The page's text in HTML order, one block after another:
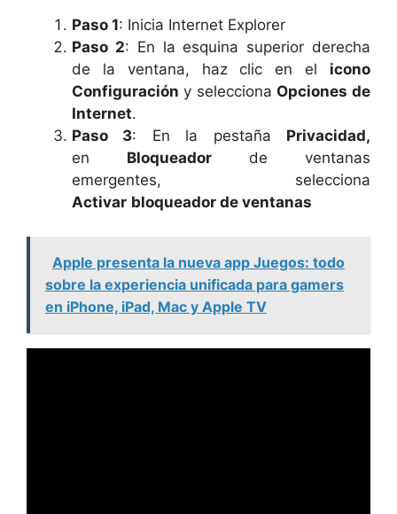
Paso 1: Inicia Internet Explorer
Paso 2: En la esquina superior derecha
de la ventana, haz clic en el icono
Configuración y selecciona Opciones de
Internet.
Paso 3: En la pestaña Privacidad,
en Bloqueador de ventanas
emergentes, selecciona
Activar bloqueador de ventanas
Apple presenta la nueva app Juegos: todo
sobre la experiencia unificada para gamers
en iPhone, iPad, Mac y Apple TV